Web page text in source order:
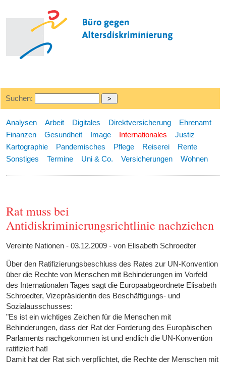
Suchen:
Analysen Arbeit Digitales Direktversicherung
Ehrenamt
Finanzen
Gesundheit Image Internationales
Justiz
Kartographie
Pandemisches Pflege Reiserei
Rente
Sonstiges
Termine Uni & Co. Versicherungen Wohnen
Rat muss bei
Antidiskriminierungsrichtlinie nachziehen
Vereinte Nationen - 03.12.2009 - von Elisabeth Schroedter
Über den Ratifizierungsbeschluss des Rates zur UN-Konvention
über die Rechte von Menschen mit Behinderungen im Vorfeld
des Internationalen Tages sagt die Europaabgeordnete Elisabeth
Schroedter, Vizepräsidentin des Beschäftigungs- und
Sozialausschusses:
"Es ist ein wichtiges Zeichen für die Menschen mit
Behinderungen, dass der Rat der Forderung des Europäischen
Parlaments nachgekommen ist und endlich die UN-Konvention
ratifiziert hat!
Damit hat der Rat sich verpflichtet, die Rechte der Menschen mit